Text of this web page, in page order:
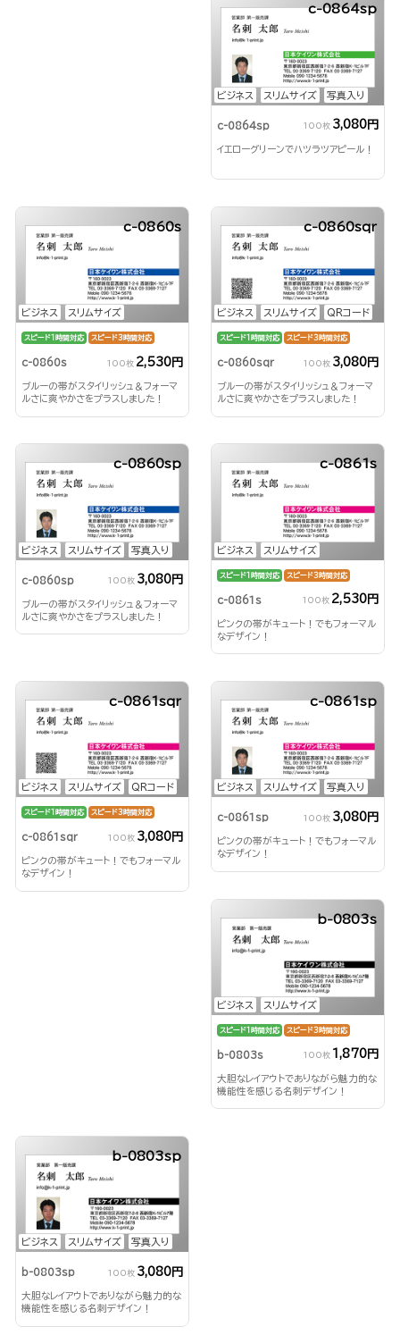
ビジネス スリムサイズ 写真入り
c-0864sp
c-0864sp 100枚 3,080円
イエローグリーンでハツラツアピール！
ビジネス スリムサイズ
c-0860s
スピード1時間対応 スピード3時間対応
c-0860s 100枚 2,530円
ブルーの帯がスタイリッシュ＆フォーマ
ルさに爽やかさをプラスしました！
ビジネス スリムサイズ QRコード
c-0860sqr
スピード1時間対応 スピード3時間対応
c-0860sqr 100枚 3,080円
ブルーの帯がスタイリッシュ＆フォーマ
ルさに爽やかさをプラスしました！
ビジネス スリムサイズ 写真入り
c-0860sp
c-0860sp 100枚 3,080円
ブルーの帯がスタイリッシュ＆フォーマ
ルさに爽やかさをプラスしました！
ビジネス スリムサイズ
c-0861s
スピード1時間対応 スピード3時間対応
c-0861s 100枚 2,530円
ピンクの帯がキュート！でもフォーマル
なデザイン！
ビジネス スリムサイズ QRコード
c-0861sqr
スピード1時間対応 スピード3時間対応
c-0861sqr 100枚 3,080円
ピンクの帯がキュート！でもフォーマル
なデザイン！
ビジネス スリムサイズ 写真入り
c-0861sp
c-0861sp 100枚 3,080円
ピンクの帯がキュート！でもフォーマル
なデザイン！
ビジネス スリムサイズ
b-0803s
スピード1時間対応 スピード3時間対応
b-0803s 100枚 1,870円
大胆なレイアウトでありながら魅力的な
機能性を感じる名刺デザイン！
ビジネス スリムサイズ 写真入り
b-0803sp
b-0803sp 100枚 3,080円
大胆なレイアウトでありながら魅力的な
機能性を感じる名刺デザイン！